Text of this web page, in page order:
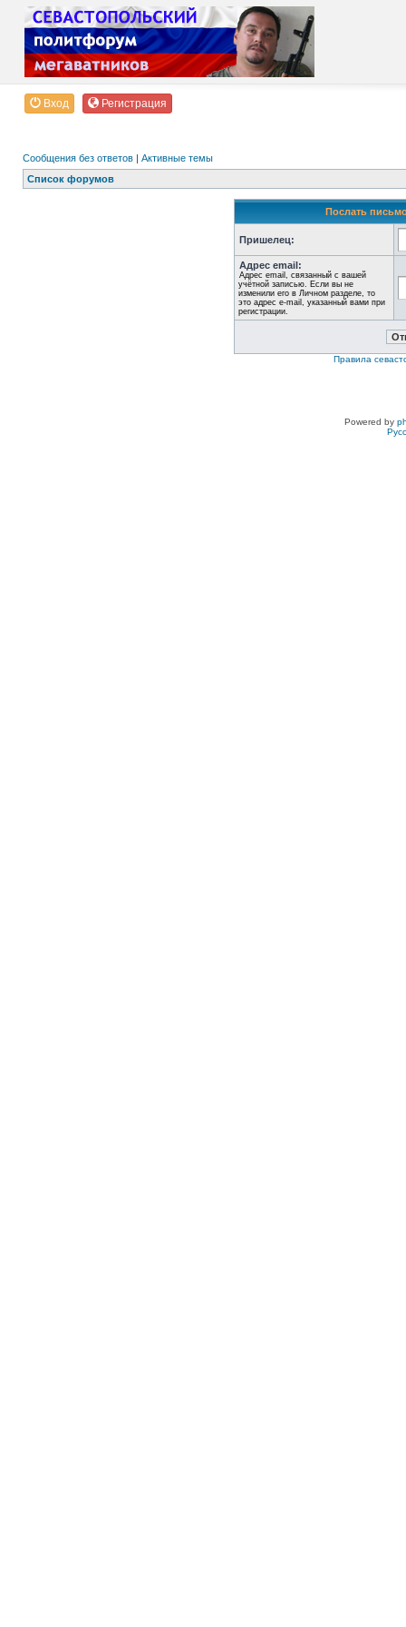
Вход Регистрация
Сообщения без ответов | Активные темы
Список форумов
Послать
Пришелец:
Адрес email:
Адрес email, связанный с вашей
учётной записью. Если вы не
изменили его в Личном разделе, то
это адрес e-mail, указанный вами при
регистрации.
Правила
Powered by